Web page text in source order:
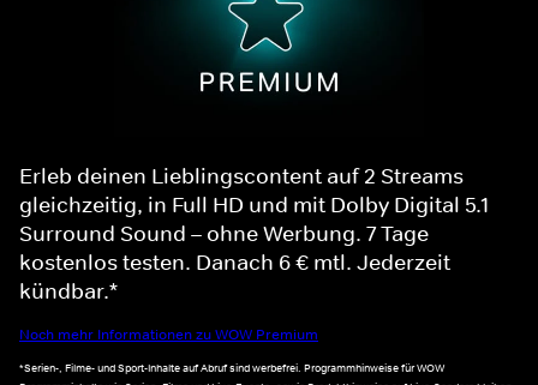
Erleb deinen Lieblingscontent auf 2 Streams
gleichzeitig, in Full HD und mit Dolby Digital 5.1
Surround Sound – ohne Werbung. 7 Tage
kostenlos testen. Danach 6 € mtl. Jederzeit
kündbar.*
Noch mehr Informationen zu WOW Premium
*Serien-, Filme- und Sport-Inhalte auf Abruf sind werbefrei. Programmhinweise für WOW